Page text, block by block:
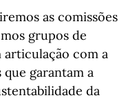
as comissões
grupos de
com a
garantam a
da